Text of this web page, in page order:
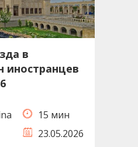
в
иностранцев
15 мин
23.05.2026